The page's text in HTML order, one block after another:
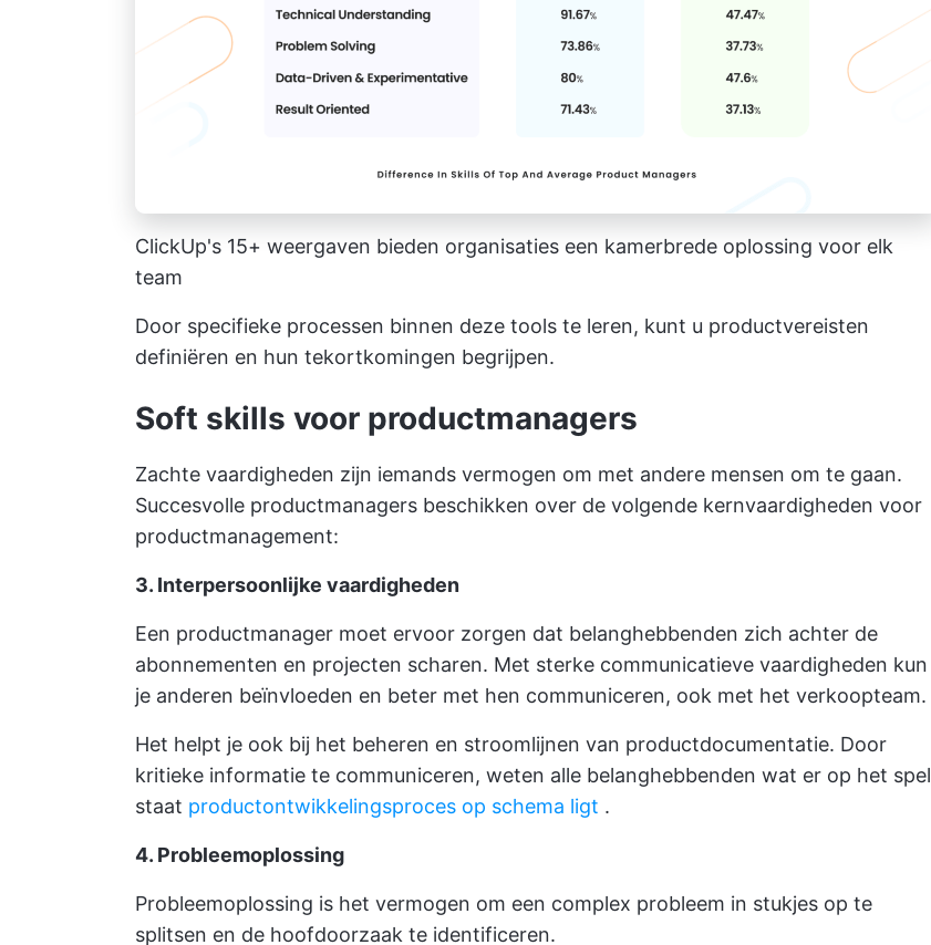
ClickUp's 15+ weergaven bieden organisaties een kamerbrede oplossing voor elk
team
Door specifieke processen binnen deze tools te leren, kunt u productvereisten
definiëren en hun tekortkomingen begrijpen.
Soft skills voor productmanagers
Zachte vaardigheden zijn iemands vermogen om met andere mensen om te gaan.
Succesvolle productmanagers beschikken over de volgende kernvaardigheden voor
productmanagement:
3. Interpersoonlijke vaardigheden
Een productmanager moet ervoor zorgen dat belanghebbenden zich achter de
abonnementen en projecten scharen. Met sterke communicatieve vaardigheden kun
je anderen beïnvloeden en beter met hen communiceren, ook met het verkoopteam.
Het helpt je ook bij het beheren en stroomlijnen van productdocumentatie. Door
kritieke informatie te communiceren, weten alle belanghebbenden wat er op het spel
staat productontwikkelingsproces op schema ligt .
4. Probleemoplossing
Probleemoplossing is het vermogen om een complex probleem in stukjes op te
splitsen en de hoofdoorzaak te identificeren.